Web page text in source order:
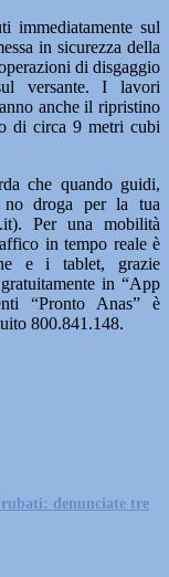
immediatamente sul
in sicurezza della
di disgaggio
versante. I lavori
anche il ripristino
di circa 9 metri cubi
che quando guidi,
droga per la tua
Per una mobilità
in tempo reale è
e i tablet, grazie
in “App
“Pronto Anas” è
800.841.148.
denunciate tre